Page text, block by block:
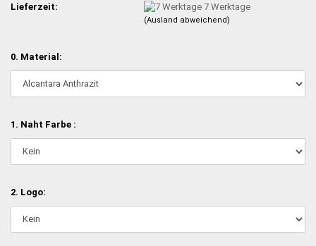
Lieferzeit:
7 Werktage
(Ausland abweichend)
0. Material:
1. Naht Farbe :
2. Logo: